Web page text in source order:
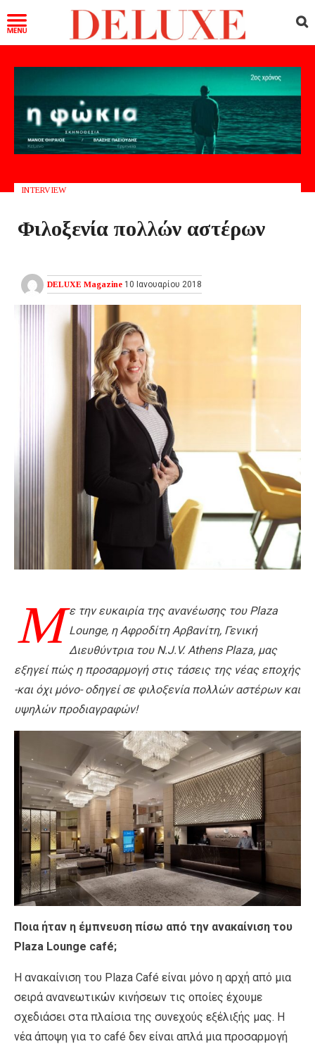
INTERVIEW
Φιλοξενία πολλών αστέρων
DELUXE Magazine 10 Ιανουαρίου 2018
Μ ε την ευκαιρία της ανανέωσης του Plaza
Lounge, η Αφροδίτη Αρβανίτη, Γενική
Διευθύντρια του N.J.V. Athens Plaza, μας
εξηγεί πώς η προσαρμογή στις τάσεις της νέας εποχής
-και όχι μόνο- οδηγεί σε φιλοξενία πολλών αστέρων και
υψηλών προδιαγραφών!
Ποια ήταν η έμπνευση πίσω από την ανακαίνιση του
Plaza Lounge café;
Η ανακαίνιση του Plaza Café είναι μόνο η αρχή από μια
σειρά ανανεωτικών κινήσεων τις οποίες έχουμε
σχεδιάσει στα πλαίσια της συνεχούς εξέλιξής μας. Η
νέα άποψη για το café δεν είναι απλά μια προσαρμογή